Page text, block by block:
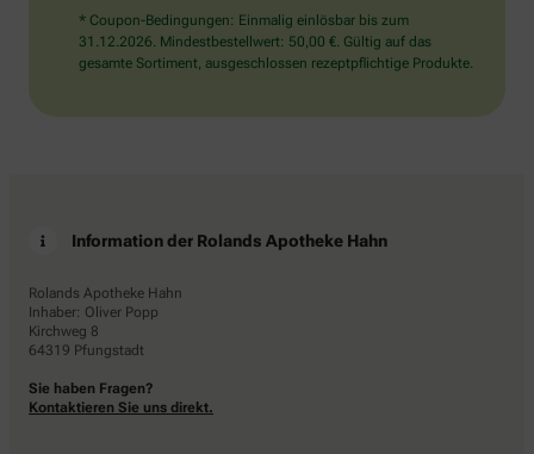
* Coupon-Bedingungen: Einmalig einlösbar bis zum
31.12.2026. Mindestbestellwert: 50,00 €. Gültig auf das
gesamte Sortiment, ausgeschlossen rezeptpflichtige Produkte.
Information der Rolands Apotheke Hahn
Rolands Apotheke Hahn
Inhaber: Oliver Popp
Kirchweg 8
64319 Pfungstadt
Sie haben Fragen?
Kontaktieren Sie uns direkt.